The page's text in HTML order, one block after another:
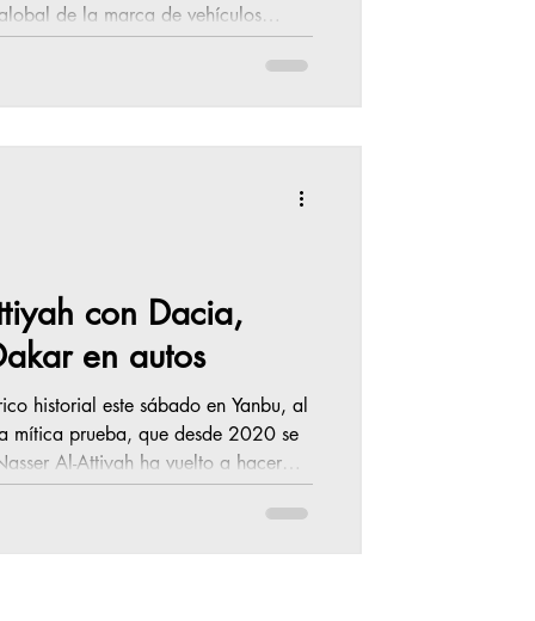
, busca potenciar su crecimiento
los productos y la electrificación,
con Dacia,
en autos
historial este sábado en Yanbu, al
mítica prueba, que desde 2020 se
Al-Attiyah ha vuelto a hacer
su sexto título del Rally Dakar
dominio en la mítica prueba que se
el